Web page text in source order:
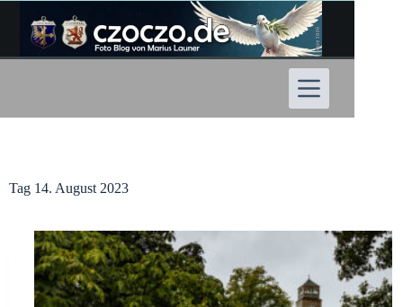
Inhalt
springen
Tag 14. August 2023